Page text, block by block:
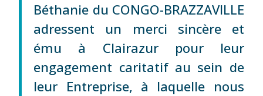
Béthanie du CONGO-BRAZZAVILLE
adressent un merci sincère et
ému à Clairazur pour leur
engagement caritatif au sein de
leur Entreprise, à laquelle nous